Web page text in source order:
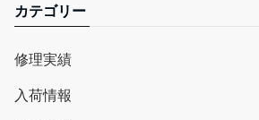
カテゴリー
修理実績
入荷情報